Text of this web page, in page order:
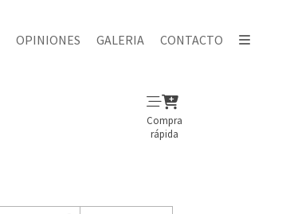
OPINIONES GALERIA CONTACTO
Compra
rápida